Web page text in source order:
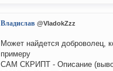
Владислав @VladokZzz
Может найдется доброволец,
примеру
САМ СКРИПТ - Описание